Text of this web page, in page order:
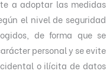
a adoptar las medidas
el nivel de seguridad
de forma que se
personal y se evite
o ilícita de datos